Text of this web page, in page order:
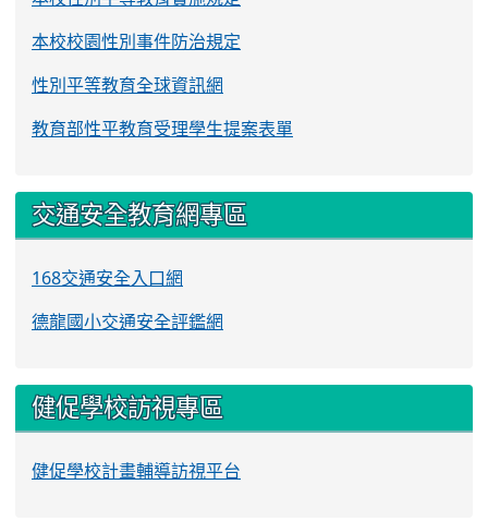
本校校園性別事件防治規定
性別平等教育全球資訊網
教育部性平教育受理學生提案表單
交通安全教育網專區
168交通安全入口網
德龍國小交通安全評鑑網
健促學校訪視專區
健促學校計畫輔導訪視平台